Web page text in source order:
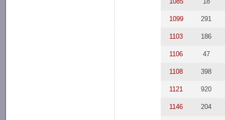
1099 291
1103 186
1106 47
1108 398
1121 920
1146 204